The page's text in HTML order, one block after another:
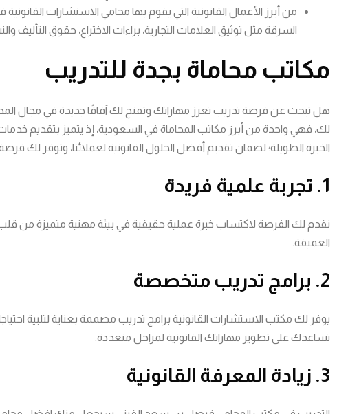
من أبرز الأعمال القانونية التي يقوم بها محامي الاستشارات
السرقة مثل توثيق العلامات التجارية، براءات الاختراع، حقوق التأليف
مكاتب محاماة بجدة للتدريب
هل تبحث عن فرصة تدريب تعزز مهاراتك وتفتح لك آفاقًا جديدة في مجال
لك، فهي واحدة من أبرز مكاتب المحاماة في السعودية، إذ يتميز بتقديم
الخبرة الطويلة؛ لضمان تقديم أفضل الحلول القانونية لعملائنا، وتوفر
1. تجربة علمية فريدة
نقدم لك الفرصة لاكتساب خبرة عملية حقيقية في بيئة مهنية متميزة من
العميقة.
2. برامج تدريب متخصصة
يوفر لك مكتب الاستشارات القانونية برامج تدريب مصممة بعناية لتلبية
تساعدك على تطوير مهاراتك القانونية لمراحل متعددة.
3. زيادة المعرفة القانونية